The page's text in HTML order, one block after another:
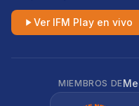
Ver IFM Play en vivo
MIEMBROS DE